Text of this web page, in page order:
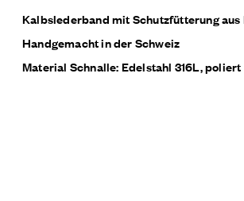
Kalbslederband mit Schutzfütterung
Handgemacht in der Schweiz
Material Schnalle: Edelstahl 316L,